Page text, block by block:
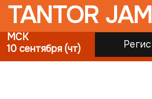
Регистрация
TANTOR JAM 2026
10 сентября (чт)